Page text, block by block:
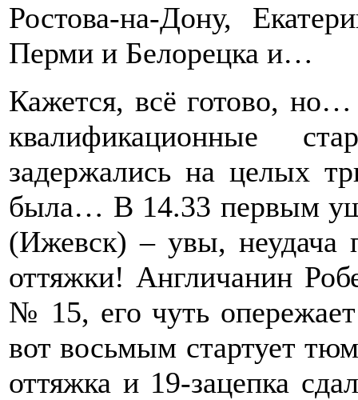
Ростова-на-Дону,
Перми и Белорецка и…
Кажется, всё готово,
квалификационные
задержались на целых
была… В 14.33 первым
(Ижевск) – увы, неудача
оттяжки! Англичанин
№ 15, его чуть
вот восьмым стартует
оттяжка и 19-зацепка